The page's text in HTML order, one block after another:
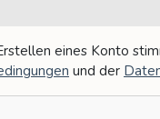
eines Konto
und der